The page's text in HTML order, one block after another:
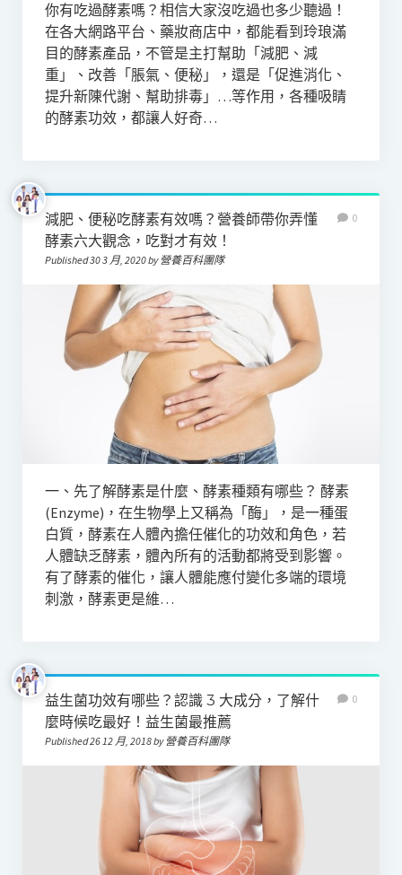
你有吃過酵素嗎？相信大家沒吃過也多少聽過！
在各大網路平台、藥妝商店中，都能看到玲琅滿
目的酵素產品，不管是主打幫助「減肥、減
重」、改善「脹氣、便秘」，還是「促進消化、
提升新陳代謝、幫助排毒」…等作用，各種吸睛
的酵素功效，都讓人好奇…
減肥、便秘吃酵素有效嗎？營養師帶你弄懂
酵素六大觀念，吃對才有效！
Published 30 3 月, 2020 by 營養百科團隊
0
一、先了解酵素是什麼、酵素種類有哪些？ 酵素
(Enzyme)，在生物學上又稱為「酶」，是一種蛋
白質，酵素在人體內擔任催化的功效和角色，若
人體缺乏酵素，體內所有的活動都將受到影響。
有了酵素的催化，讓人體能應付變化多端的環境
刺激，酵素更是維…
益生菌功效有哪些？認識 3 大成分，了解什
麼時候吃最好！益生菌最推薦
Published 26 12 月, 2018 by 營養百科團隊
0